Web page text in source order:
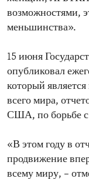
возможностями,
меньшинства».
15 июня
опубликовал
который
всего мира,
США, по борьбе с
«В этом году в
продвижение
всему миру, –